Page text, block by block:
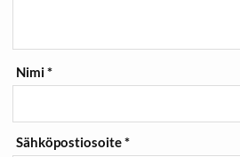
Nimi*
Sähköpostiosoite*